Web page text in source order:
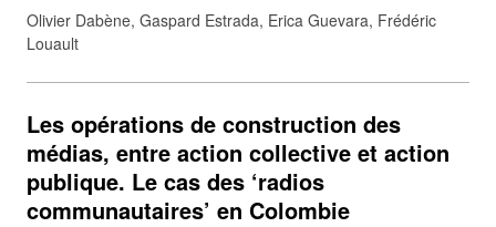
Olivier Dabène, Gaspard Estrada, Erica Guevara, Frédéric
Louault
Les opérations de construction des
médias, entre action collective et action
publique. Le cas des ‘radios
communautaires’ en Colombie